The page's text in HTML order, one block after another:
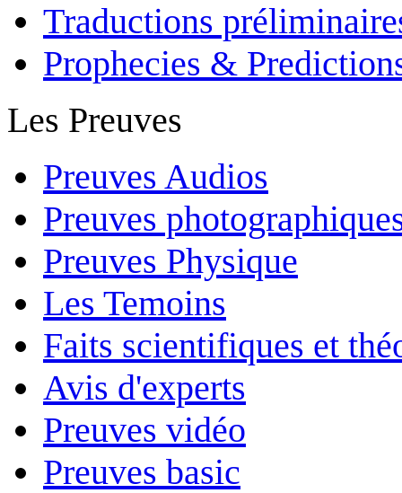
Traductions
Prophecies &
Les Preuves
Preuves Audios
Preuves
Preuves Physique
Les Temoins
Faits scientifiques et
Avis d'experts
Preuves vidéo
Preuves basic